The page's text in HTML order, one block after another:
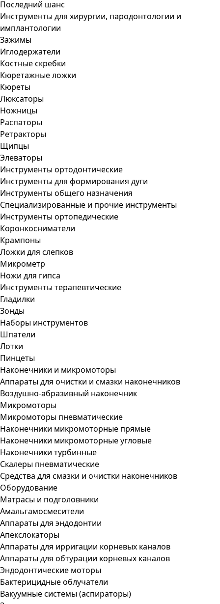
Последний шанс
Инструменты для хирургии, пародонтологии и
имплантологии
Зажимы
Иглодержатели
Костные скребки
Кюретажные ложки
Кюреты
Люксаторы
Ножницы
Распаторы
Ретракторы
Щипцы
Элеваторы
Инструменты ортодонтические
Инструменты для формирования дуги
Инструменты общего назначения
Специализированные и прочие инструменты
Инструменты ортопедические
Коронкосниматели
Крампоны
Ложки для слепков
Микрометр
Ножи для гипса
Инструменты терапевтические
Гладилки
Зонды
Наборы инструментов
Шпатели
Лотки
Пинцеты
Наконечники и микромоторы
Аппараты для очистки и смазки наконечников
Воздушно-абразивный наконечник
Микромоторы
Микромоторы пневматические
Наконечники микромоторные прямые
Наконечники микромоторные угловые
Наконечники турбинные
Скалеры пневматические
Средства для смазки и очистки наконечников
Оборудование
Матрасы и подголовники
Амальгамосмесители
Аппараты для эндодонтии
Апекслокаторы
Аппараты для ирригации корневых каналов
Аппараты для обтурации корневых каналов
Эндодонтические моторы
Бактерицидные облучатели
Вакуумные системы (аспираторы)